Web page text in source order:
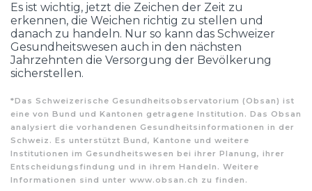
Es ist wichtig, jetzt die Zeichen der Zeit zu
erkennen, die Weichen richtig zu stellen und
danach zu handeln. Nur so kann das Schweizer
Gesundheitswesen auch in den nächsten
Jahrzehnten die Versorgung der Bevölkerung
sicherstellen.
*Das Schweizerische Gesundheitsobservatorium (Obsan) ist
eine von Bund und Kantonen getragene Institution. Das Obsan
analysiert die vorhandenen Gesundheitsinformationen in der
Schweiz. Es unterstützt Bund, Kantone und weitere
Institutionen im Gesundheitswesen bei ihrer Planung, ihrer
Entscheidungsfindung und in ihrem Handeln. Weitere
Informationen sind unter www.obsan.ch zu finden.